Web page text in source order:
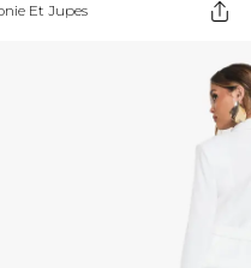
Et Jupes